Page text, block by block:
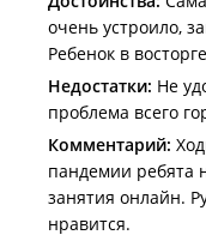
очень устроило,
Ребенок в
Недостатки: Не
проблема всего
Комментарий:
пандемии ребята
занятия онлайн.
нравится.